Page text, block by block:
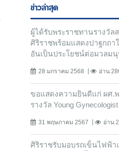
ข่าวล่าสุด
ผู้ได้รับพระราชทานรางวัล
ศิริราชพร้อมแสดงปาฐกถา
อันเป็นประโยชน์ต่อมวลม
28 มกราคม 2568 อ่าน
ขอแสดงความยินดีแก่ ผศ.
รางวัล Young
31 พฤษภาคม 2567 อ่าน
ศิริราชรับมอบรถเข็นไฟฟ้า